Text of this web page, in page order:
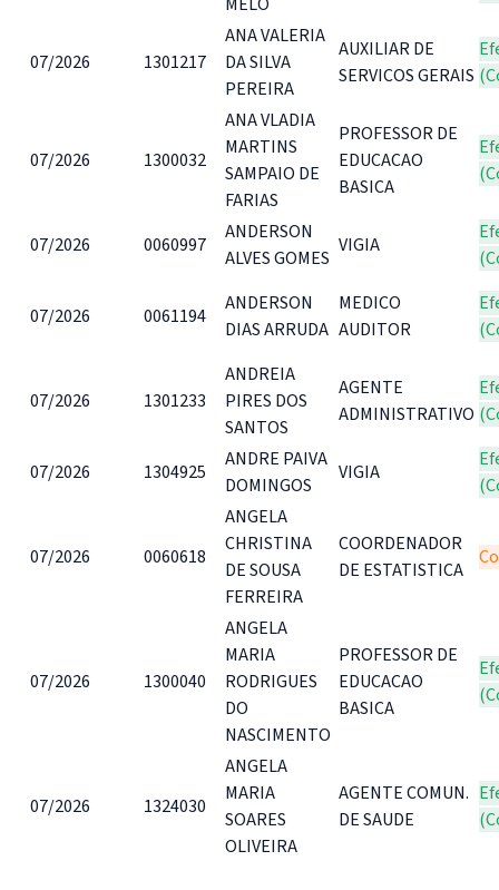
07/2026 1301217
ANA VALERIA
DA SILVA
PEREIRA
AUXILIAR DE
SERVICOS GERAIS
07/2026 1300032
ANA VLADIA
MARTINS
SAMPAIO DE
FARIAS
PROFESSOR DE
EDUCACAO
BASICA
07/2026 0060997
ANDERSON
ALVES GOMES
VIGIA
07/2026 0061194
ANDERSON
DIAS ARRUDA
MEDICO
AUDITOR
07/2026 1301233
ANDREIA
PIRES DOS
SANTOS
AGENTE
ADMINISTRATIVO
07/2026 1304925
ANDRE PAIVA
DOMINGOS
VIGIA
07/2026 0060618
ANGELA
CHRISTINA
DE SOUSA
FERREIRA
COORDENADOR
DE ESTATISTICA
07/2026 1300040
ANGELA
MARIA
RODRIGUES
DO
NASCIMENTO
PROFESSOR DE
EDUCACAO
BASICA
07/2026 1324030
ANGELA
MARIA
SOARES
OLIVEIRA
AGENTE COMUN.
DE SAUDE